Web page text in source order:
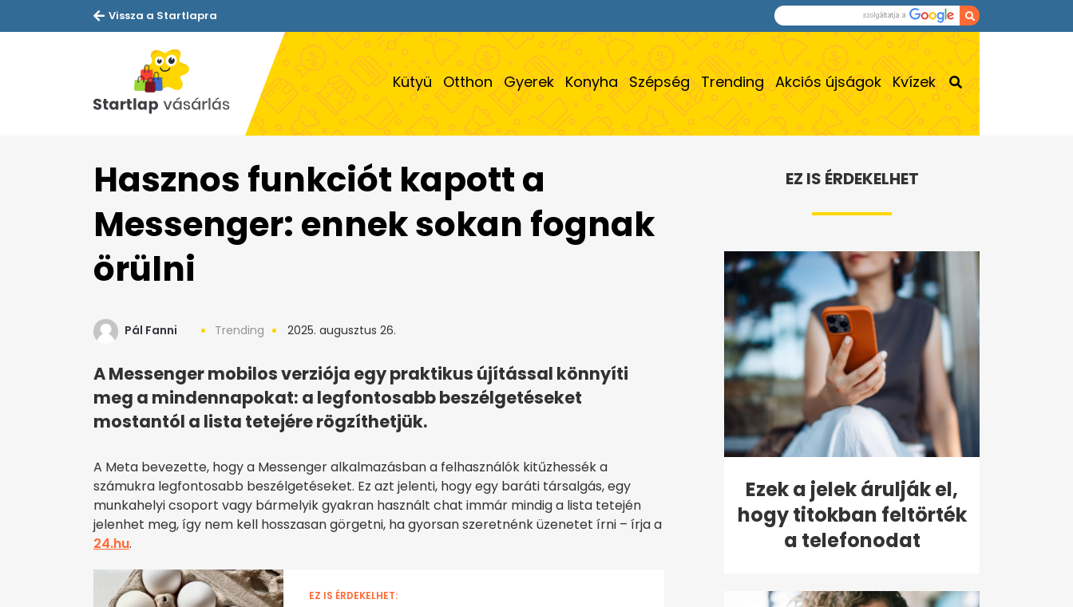
Vissza a Startlapra
Kütyü Otthon Gyerek Konyha Szépség Trending Akciós újságok Kvízek
Hasznos funkciót kapott a
Messenger: ennek sokan fognak
örülni
Pál Fanni Trending 2025. augusztus 26.
A Messenger mobilos verziója egy praktikus újítással könnyíti
meg a mindennapokat: a legfontosabb beszélgetéseket
mostantól a lista tetejére rögzíthetjük.
A Meta bevezette, hogy a Messenger alkalmazásban a felhasználók kitűzhessék a
számukra legfontosabb beszélgetéseket. Ez azt jelenti, hogy egy baráti társalgás, egy
munkahelyi csoport vagy bármelyik gyakran használt chat immár mindig a lista tetején
jelenhet meg, így nem kell hosszasan görgetni, ha gyorsan szeretnénk üzenetet írni – írja a
24.hu.
EZ IS ÉRDEKELHET:
EZ IS ÉRDEKELHET
Ezek a jelek árulják el,
hogy titokban feltörték
a telefonodat